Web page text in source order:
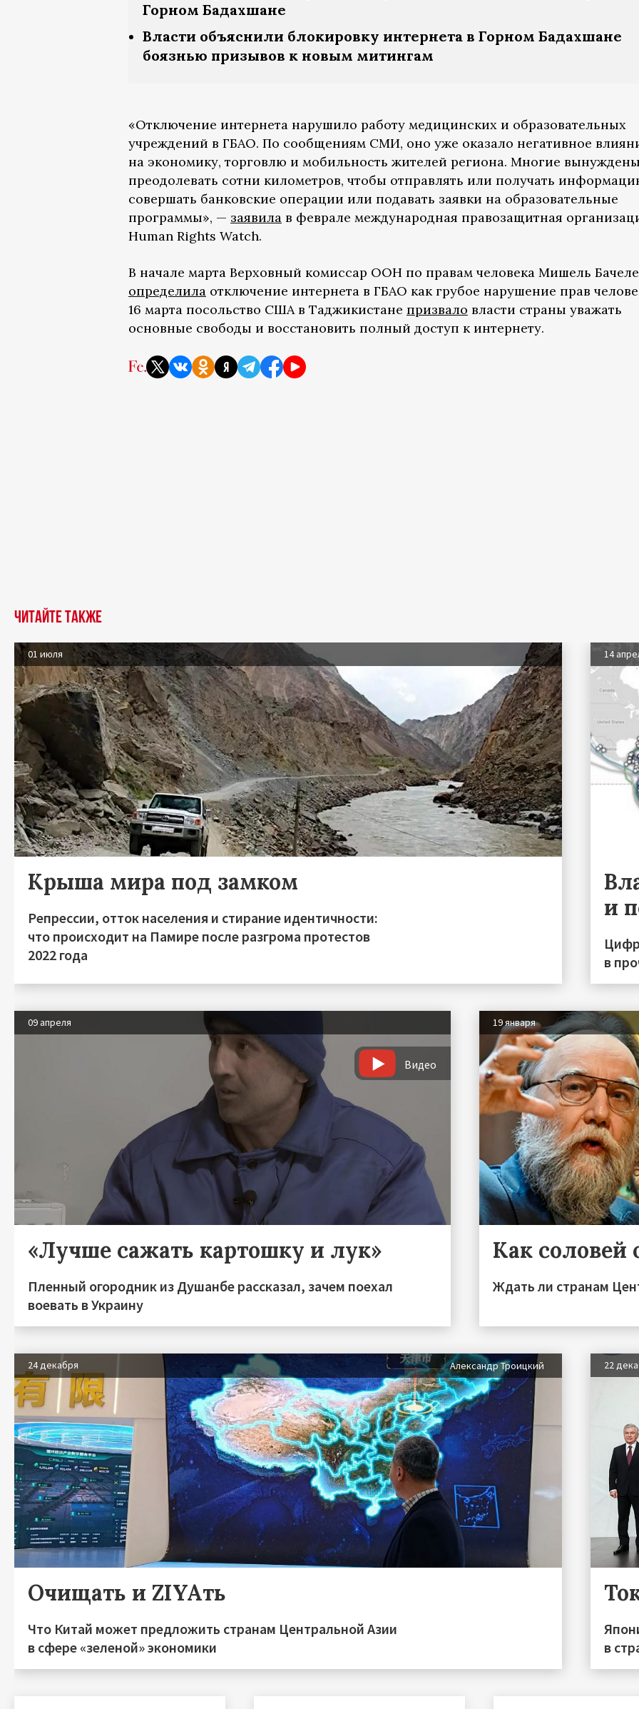
Горном Бадахшане
Власти объяснили блокировку интернета в Горном Бадахшане
боязнью призывов к новым митингам
«Отключение интернета нарушило работу медицинских и образовательных
учреждений в ГБАО. По сообщениям СМИ, оно уже оказало негативное
на экономику, торговлю и мобильность жителей региона. Многие
преодолевать сотни километров, чтобы отправлять или получать
совершать банковские операции или подавать заявки на образовательные
программы», — заявила в феврале международная правозащитная
Human Rights Watch.
В начале марта Верховный комиссар ООН по правам человека Мишель
определила отключение интернета в ГБАО как грубое нарушение прав
16 марта посольство США в Таджикистане призвало власти страны уважать
основные свободы и восстановить полный доступ к интернету.
Читайте также
01 июля
Крыша мира под замком
Репрессии, отток населения и стирание идентичности:
что происходит на Памире после разгрома протестов
2022 года
14
и
в
09 апреля
Видео
«Лучше сажать картошку и лук»
Пленный огородник из Душанбе рассказал, зачем поехал
воевать в Украину
19 января
Как соловей
Ждать ли странам
24 декабря Александр Троицкий
Очищать и ZIYAть
Что Китай может предложить странам Центральной Азии
в сфере «зеленой» экономики
22
в